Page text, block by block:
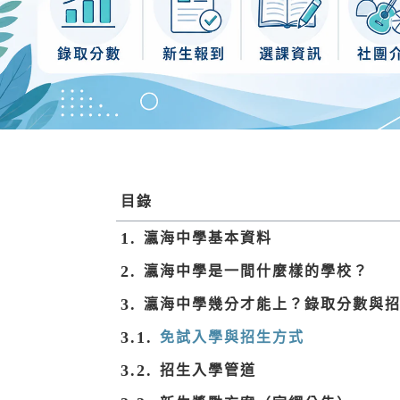
目錄
瀛海中學基本資料
瀛海中學是一間什麼樣的學校？
瀛海中學幾分才能上？錄取分數與
免試入學與招生方式
招生入學管道